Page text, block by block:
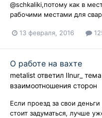
@schkaliki,потому как в
рабочими местами для
13 февраля, 2016
О работе на вахте
metalist ответил Ilnur_
взаимоотношения сторон
Если проезд за свои
стоит задуматься, лучше